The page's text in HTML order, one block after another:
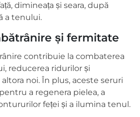
dimineața și seara, după
a tenului.
și fermitate
contribuie la combaterea
reducerea ridurilor și
noi. În plus, aceste seruri
a regenera pielea, a
feței și a ilumina tenul.